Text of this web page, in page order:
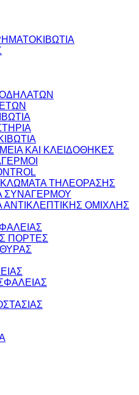
ΚΑΙ ΚΛΕΙΔΟΘΗΚΕΣ
ΤΗΛΕΟΡΑΣΗΣ
ΣΥΝΑΓΕΡΜΟΥ
ΟΜΙΧΛΗΣ
ΠΟΡΤΕΣ